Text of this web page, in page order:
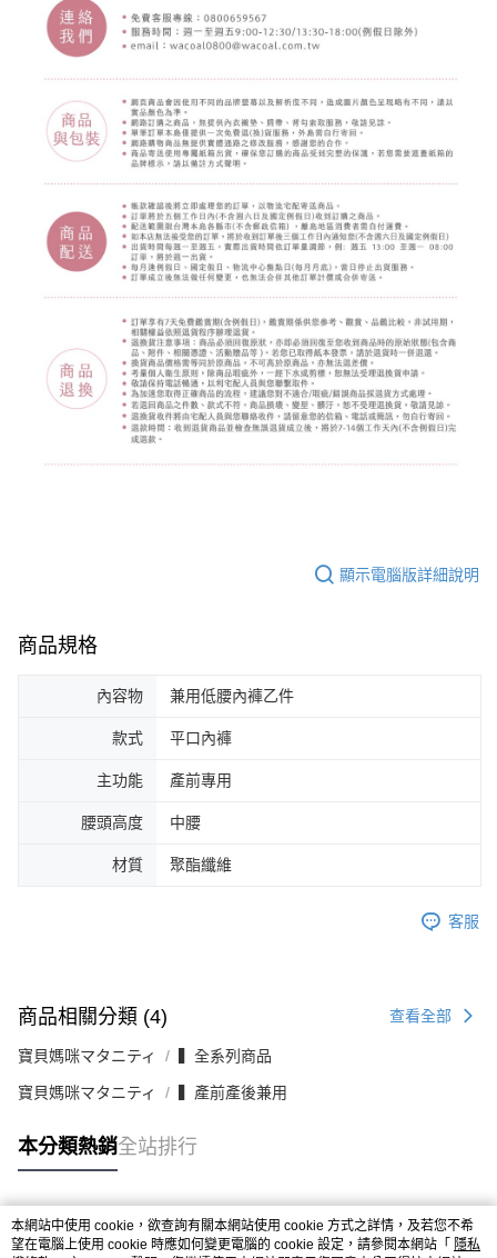
顯示電腦版詳細說明
商品規格
內容物 兼用低腰內褲乙件
款式 平口內褲
主功能 產前專用
腰頭高度 中腰
材質 聚酯纖維
客服
商品相關分類 (4) 查看全部
寶貝媽咪マタニティ ▍全系列商品
寶貝媽咪マタニティ ▍產前產後兼用
本分類熱銷全站排行
熱門標籤
本網站中使用 cookie，欲查詢有關本網站使用 cookie 方式之詳情，及若您不希
望在電腦上使用 cookie 時應如何變更電腦的 cookie 設定，請參閱本網站「 隱私